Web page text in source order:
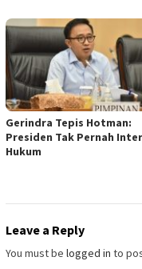
Gerindra Tepis Hotman:
Presiden Tak Pernah
Hukum
Leave a Reply
You must be logged in to